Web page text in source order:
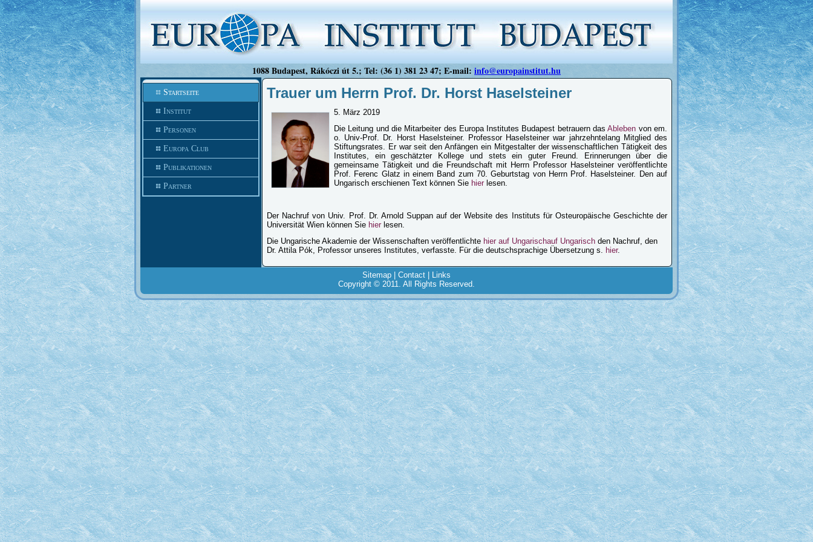
1088 Budapest, Rákóczi út 5.; Tel: (36 1) 381 23 47; E-mail: info@europainstitut.hu
Startseite
Institut
Personen
Europa Club
Publikationen
Partner
Trauer um Herrn Prof. Dr. Horst Haselsteiner
5. März 2019
Die Leitung und die Mitarbeiter des Europa Institutes Budapest betrauern dasAbleben von em.
o. Univ-Prof. Dr. Horst Haselsteiner. Professor Haselsteiner war jahrzehntelang Mitglied des
Stiftungsrates. Er war seit den Anfängen ein Mitgestalter der wissenschaftlichen Tätigkeit des
Institutes, ein geschätzter Kollege und stets ein guter Freund. Erinnerungen über die
gemeinsame Tätigkeit und die Freundschaft mit Herrn Professor Haselsteiner veröffentlichte
Prof. Ferenc Glatz in einem Band zum 70. Geburtstag von Herrn Prof. Haselsteiner. Den auf
Ungarisch erschienen Text können Sie hier lesen.
Der Nachruf von Univ. Prof. Dr. Arnold Suppan auf der Website des Instituts für Osteuropäische Geschichte der
Universität Wien können Sie hier lesen.
Die Ungarische Akademie der Wissenschaften veröffentlichte hier auf Ungarischauf Ungarisch den Nachruf, den
Dr. Attila Pók, Professor unseres Institutes, verfasste. Für die deutschsprachige Übersetzung s. hier.
Sitemap Contact
Links
Copyright © 2011. All Rights Reserved.